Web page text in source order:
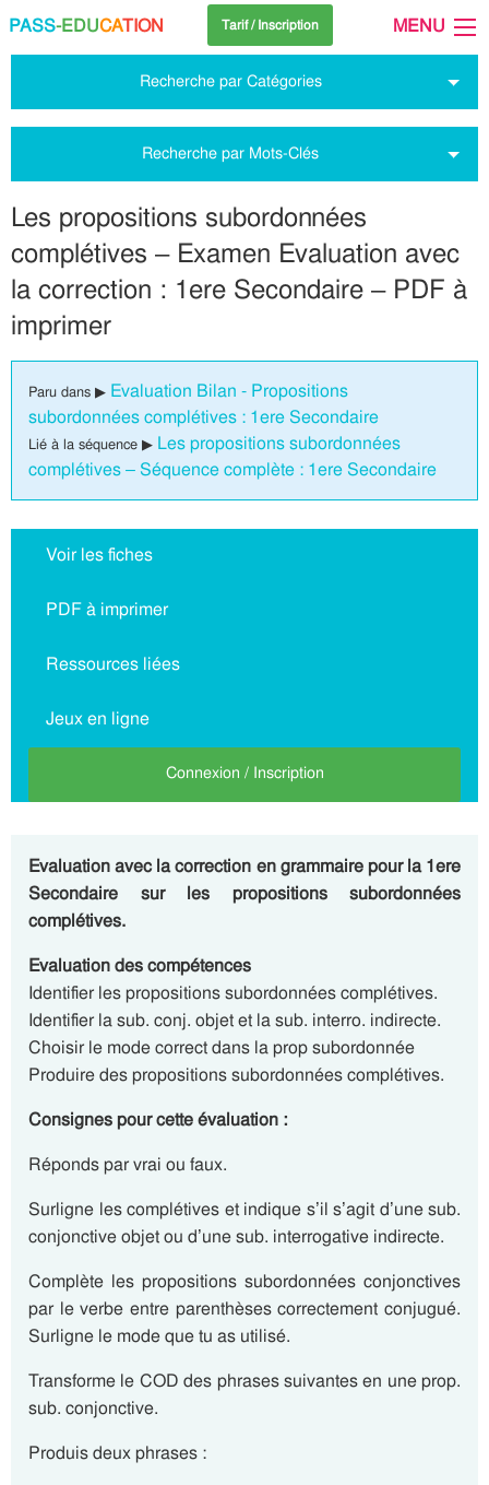
PASS-EDUCATION Tarif / Inscription MENU
Recherche par Catégories
Recherche par Mots-Clés
Les propositions subordonnées
complétives – Examen Evaluation avec
la correction : 1ere Secondaire – PDF à
imprimer
Paru dans ▶ Evaluation Bilan - Propositions
subordonnées complétives : 1ere Secondaire
Lié à la séquence ▶ Les propositions subordonnées
complétives – Séquence complète : 1ere Secondaire
Voir les fiches
PDF à imprimer
Ressources liées
Jeux en ligne
Connexion / Inscription
Evaluation avec la correction en grammaire pour la 1ere
Secondaire sur les propositions subordonnées
complétives.
Evaluation des compétences
Identifier les propositions subordonnées complétives.
Identifier la sub. conj. objet et la sub. interro. indirecte.
Choisir le mode correct dans la prop subordonnée
Produire des propositions subordonnées complétives.
Consignes pour cette évaluation :
Réponds par vrai ou faux.
Surligne les complétives et indique s’il s’agit d’une sub.
conjonctive objet ou d’une sub. interrogative indirecte.
Complète les propositions subordonnées conjonctives
par le verbe entre parenthèses correctement conjugué.
Surligne le mode que tu as utilisé.
Transforme le COD des phrases suivantes en une prop.
sub. conjonctive.
Produis deux phrases :